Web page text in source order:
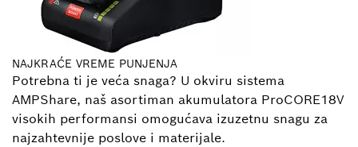
NAJKRAĆE VREME PUNJENJA
Potrebna ti je veća snaga? U okviru sistema
AMPShare, naš asortiman akumulatora ProCORE18V
visokih performansi omogućava izuzetnu snagu za
najzahtevnije poslove i materijale.